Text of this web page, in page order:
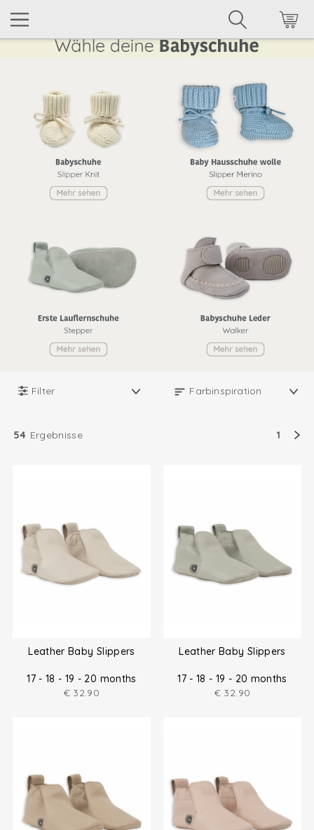
Filter
54 Ergebnisse 1
Leather Baby Slippers
17 - 18 - 19 - 20 months
€ 32.90
Leather Baby Slippers
17 - 18 - 19 - 20 months
€ 32.90